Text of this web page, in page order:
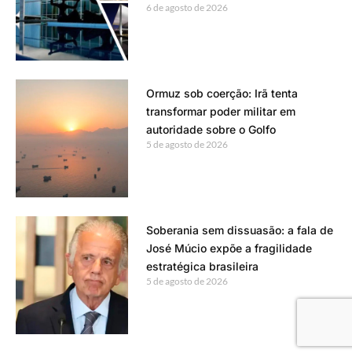
6 de agosto de 2026
Ormuz sob coerção: Irã tenta
transformar poder militar em
autoridade sobre o Golfo
5 de agosto de 2026
Soberania sem dissuasão: a fala de
José Múcio expõe a fragilidade
estratégica brasileira
5 de agosto de 2026